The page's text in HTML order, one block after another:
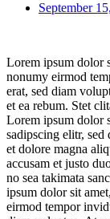
September
Lorem ipsum dolor
nonumy eirmod
erat, sed diam
et ea rebum. Stet
Lorem ipsum dolor
sadipscing elitr,
et dolore magna
accusam et justo
no sea takimata
ipsum dolor sit
eirmod tempor